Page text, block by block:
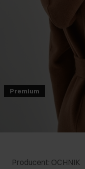
Premium
Producent: OCHNIK